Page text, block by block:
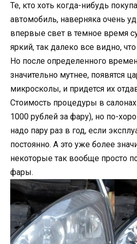
Те, кто хоть когда-нибудь
автомобиль, наверняка очень
впервые свет в темное время
яркий, так далеко все видно,
Но после определенного
значительно мутнее, появятся
микросколы, и придется их
Стоимость процедуры в
1000 рублей за фару), но по-
надо пару раз в год, если
постоянно. А это уже более
некоторые так вообще просто
фары.